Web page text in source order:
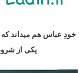
خودِ عباس هم میداند
یکی از